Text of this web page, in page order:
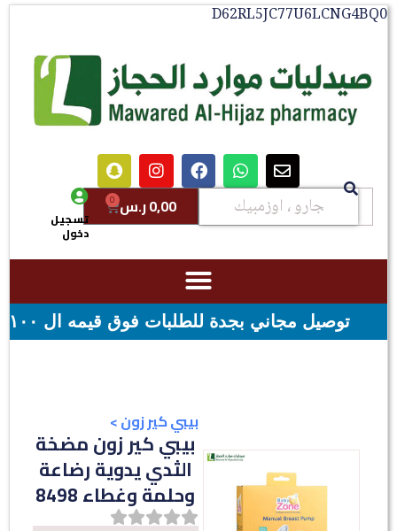
0,00ر.س تسجيل
دخول
فوق قيمه ال ١٠٠ ريال - شحن مجاني لقيمه اكثر من ٢٩٩ ريال
بيبي كير زون>
بيبي كير زون مضخة
الثدي يدوية رضاعة
وحلمة وغطاء 8498